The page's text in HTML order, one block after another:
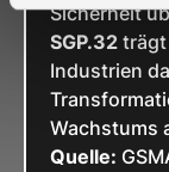
Sicherheit
SGP.32 trägt
Industrien
Wachstums
Quelle: